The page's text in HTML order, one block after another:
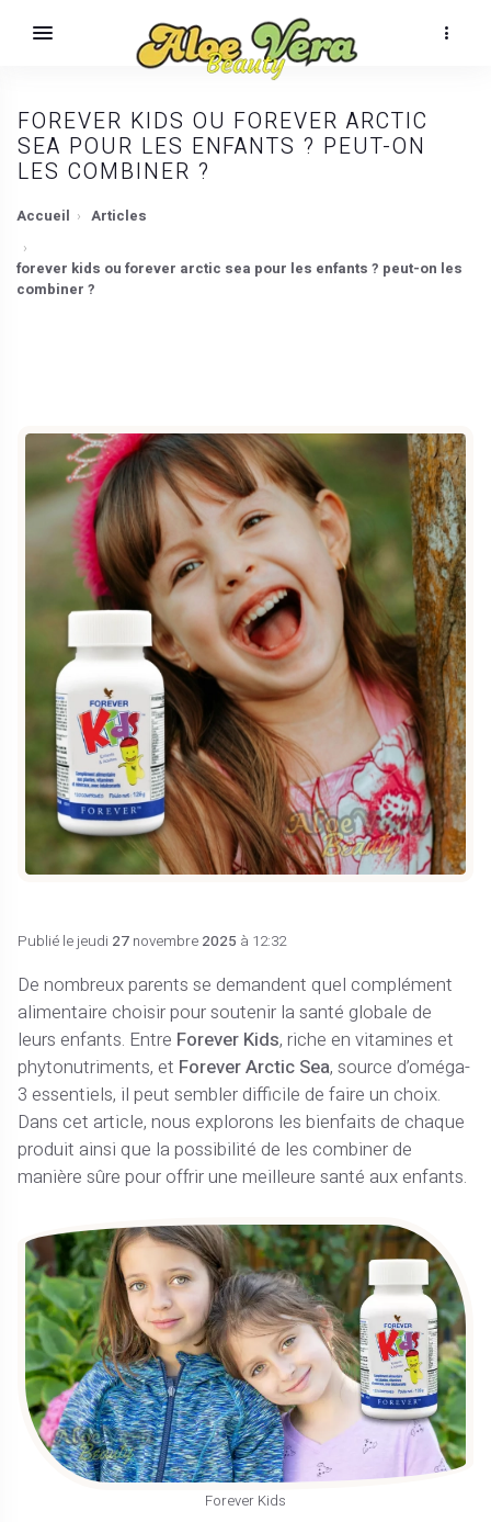
FOREVER KIDS OU FOREVER ARCTIC
SEA POUR LES ENFANTS ? PEUT-ON
LES COMBINER ?
Accueil Articles
forever kids ou forever arctic sea pour les enfants ? peut-on les
combiner ?
Publié le jeudi 27 novembre 2025 à 12:32
De nombreux parents se demandent quel complément
alimentaire choisir pour soutenir la santé globale de
leurs enfants. Entre Forever Kids, riche en vitamines et
phytonutriments, et Forever Arctic Sea, source d’oméga-
3 essentiels, il peut sembler difficile de faire un choix.
Dans cet article, nous explorons les bienfaits de chaque
produit ainsi que la possibilité de les combiner de
manière sûre pour offrir une meilleure santé aux enfants.
Forever Kids